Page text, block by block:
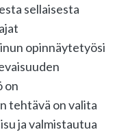
sellaisesta
opinnäytetyösi
on
tehtävä on valita
ja valmistautua